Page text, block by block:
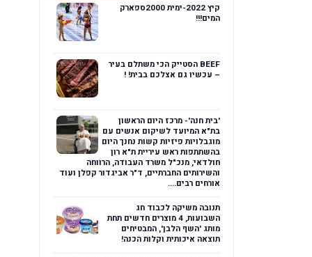
קיץ 2022-ימית 2000ספארק
המים!!!
BEEF הסטייק הכי משתלם בעיר
– עכשיו גם אצלכם בבית! !
'בית חנה'- מרכז היום הראשון
בת"א המיועד לשיקום אנשים עם
מוגבלויות פיזיות קשות נחנך היום
בהשתתפות ראש עיריית ת"א רון
חולדאי, מנכ"ל משרד העבודה, הרווחה
והשירותים החברתיים, ד"ר אביגדור קפלן ועוד
אורחים רבים....
תנובה משיקה לכבוד חג
השבועות, 4 מוצרים חדשים תחת
מותג 'השף הלבן', המבטיחים
תוצאה איכותית וקלות הכנה!